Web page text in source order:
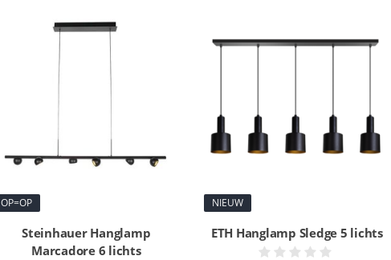
OP=OP
Steinhauer Hanglamp
Marcadore 6 lichts
NIEUW
ETH Hanglamp Sledge 5 lichts